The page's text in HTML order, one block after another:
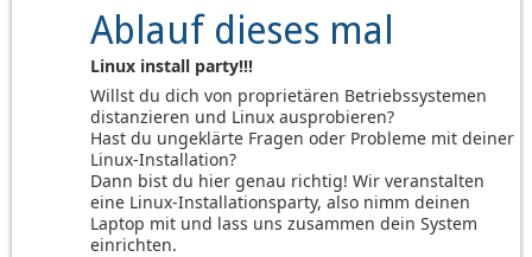
Ablauf dieses mal
Linux install party!!!
Willst du dich von proprietären Betriebssystemen
distanzieren und Linux ausprobieren?
Hast du ungeklärte Fragen oder Probleme mit deiner
Linux-Installation?
Dann bist du hier genau richtig! Wir veranstalten
eine Linux-Installationsparty, also nimm deinen
Laptop mit und lass uns zusammen dein System
einrichten.